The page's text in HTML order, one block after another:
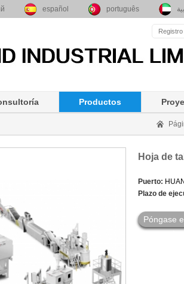
español português
Registro
Productos
Hoja de
Puerto:
Plazo de
Póngase